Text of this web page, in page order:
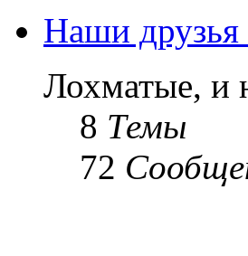
Наши друзья
Лохматые, и
8 Темы
72